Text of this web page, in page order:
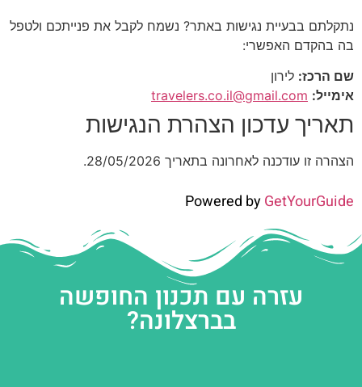
נתקלתם בבעיית נגישות באתר? נשמח לקבל את פנייתכם ולטפל
בה בהקדם האפשרי:
שם הרכז: לירון
אימייל: travelers.co.il@gmail.com
תאריך עדכון הצהרת הנגישות
הצהרה זו עודכנה לאחרונה בתאריך 28/05/2026.
Powered byGetYourGuide
עזרה עם תכנון החופשה
בברצלונה?